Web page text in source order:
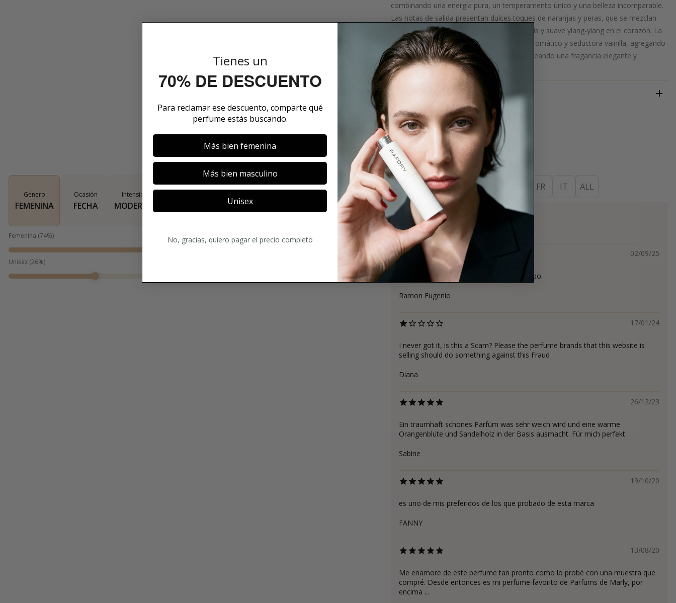
combinando una energía pura, un temperamento único y una belleza incomparable.
Las notas de salida presentan dulces toques de naranjas y peras, que se mezclan
con delicadas flores de naranjo, orgulloso iris y suave ylang-ylang en el corazón. La
base contiene ámbar, madera de sándalo aromático y seductora vainilla, agregando
el toque final al temperamento ardiente y creando una fragancia elegante y
femenina.
PARFUMS DE MARLY
COMENTARIOS
Género
FEMENINA
Ocasión
FECHA
Intensidad
MODERADO
Femenina (74%)
Unisex (26%)
FR IT ALL
4
91 Comentarios
02/09/25
No me termina de convencer, no es mi tipo.
Ramon Eugenio
17/01/24
I never got it, is this a Scam? Please the perfume brands that this website is
selling should do something against this Fraud
Diana
26/12/23
Ein traumhaft schönes Parfüm was sehr weich wird und eine warme
Orangenblüte und Sandelholz in der Basis ausmacht. Für mich perfekt
Sabine
19/10/20
es uno de mis preferidos de los que probado de esta marca
FANNY
13/08/20
Me enamore de este perfume tan pronto como lo probé con una muestra que
compré. Desde entonces es mi perfume favorito de Parfums de Marly, por
encima ...
Tienes un
70% DE DESCUENTO
Para reclamar ese descuento, comparte qué
perfume estás buscando.
Más bien femenina
Más bien masculino
Unisex
No, gracias, quiero pagar el precio completo